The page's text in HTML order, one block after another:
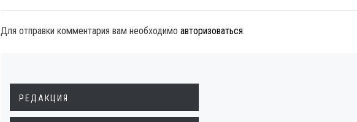
Для отправки комментария вам необходимо авторизоваться.
РЕДАКЦИЯ